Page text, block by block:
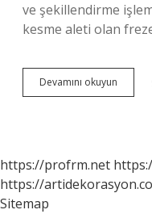
ve şekillendirme
kesme aleti olan
Devamını okuyun
Işlemi
https://profrm.net
https://
Sitemap